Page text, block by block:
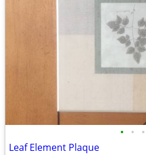
• • •
Leaf Element Plaque